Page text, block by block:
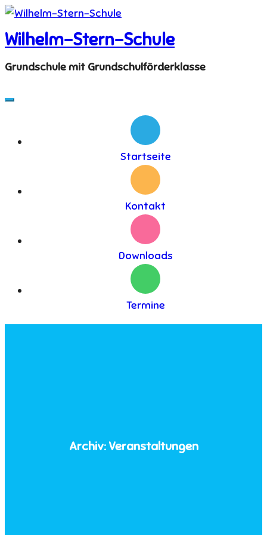
Skip
to
content
Wilhelm-Stern-Schule
Grundschule mit Grundschulförderklasse
Startseite
Kontakt
Downloads
Termine
Archiv: Veranstaltungen